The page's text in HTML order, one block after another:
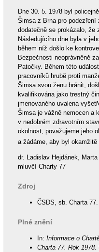
Dne 30. 5. 1978 byl
Šimsa z Brna pro podezření
dodatečně se prokázalo, že
Následujícího dne byla v
během níž došlo ke
Bezpečnosti neoprávněně
Patočky. Během této
pracovníků hrubě proti
Šimsa svou ženu bránit,
kvalifikována jako trestný
jmenovaného uvalena
Šimsa je vážně nemocen a
v nedobrém zdravotním
okolnost, považujeme jeho
a žádáme, aby byl okamžitě
dr. Ladislav Hejdánek,
mluvčí Charty 77
Zdroj
ČSDS, sb. Charta
Plné znění
In: Informace o
Charta 77. Rok 1978.